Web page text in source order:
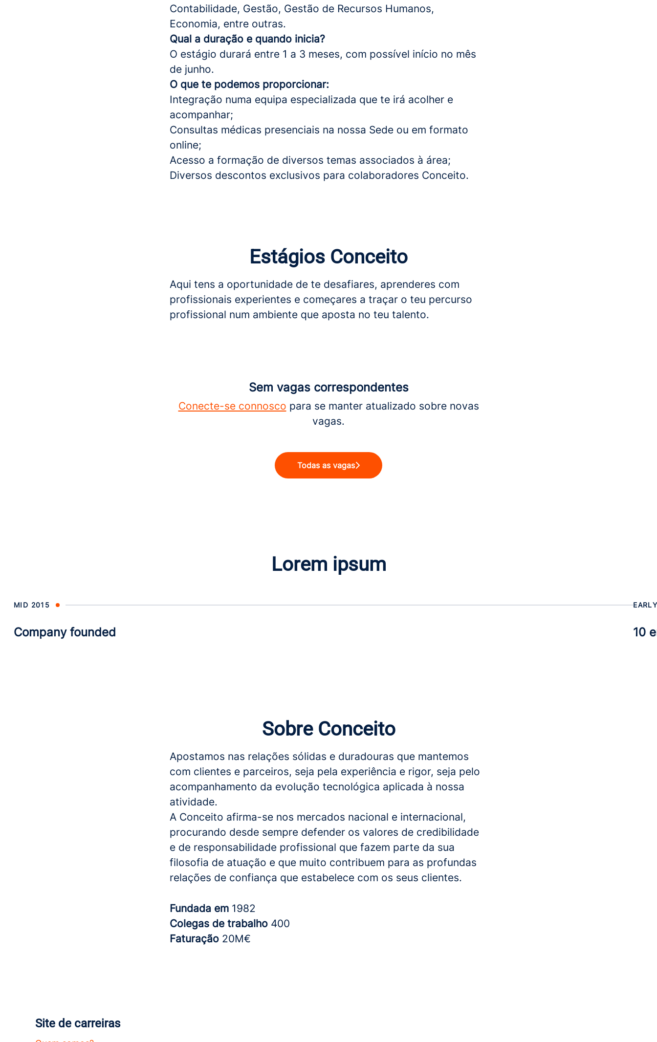
Contabilidade, Gestão, Gestão de Recursos Humanos,
Economia, entre outras.
Qual a duração e quando inicia?
O estágio durará entre 1 a 3 meses, com possível início no mês
de junho.
O que te podemos proporcionar:
Integração numa equipa especializada que te irá acolher e
acompanhar;
Consultas médicas presenciais na nossa Sede ou em formato
online;
Acesso a formação de diversos temas associados à área;
Diversos descontos exclusivos para colaboradores Conceito.
Estágios Conceito
Aqui tens a oportunidade de te desafiares, aprenderes com
profissionais experientes e começares a traçar o teu percurso
profissional num ambiente que aposta no teu talento.
Sem vagas correspondentes
Conecte-se connosco para se manter atualizado sobre novas
vagas.
Todas as vagas
Lorem ipsum
MID 2015
Company founded 10
Sobre Conceito
Apostamos nas relações sólidas e duradouras que mantemos
com clientes e parceiros, seja pela experiência e rigor, seja pelo
acompanhamento da evolução tecnológica aplicada à nossa
atividade.
A Conceito afirma-se nos mercados nacional e internacional,
procurando desde sempre defender os valores de credibilidade
e de responsabilidade profissional que fazem parte da sua
filosofia de atuação e que muito contribuem para as profundas
relações de confiança que estabelece com os seus clientes.
Fundada em 1982
Colegas de trabalho 400
Faturação 20M€
Site de carreiras